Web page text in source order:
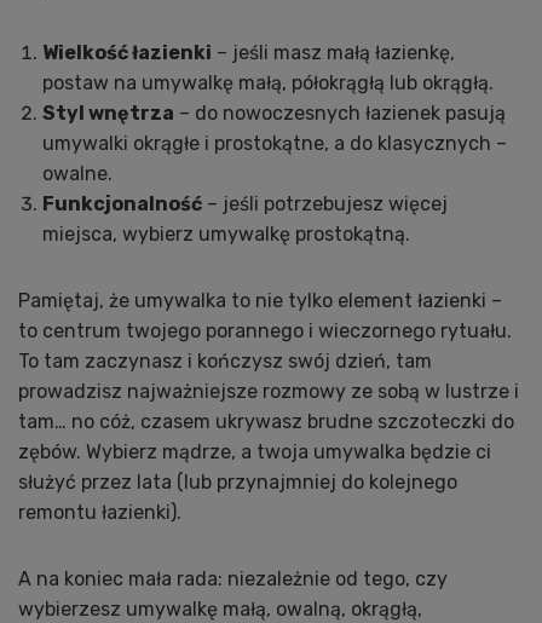
Wielkość łazienki – jeśli masz małą łazienkę,
postaw na umywalkę małą, półokrągłą lub okrągłą.
Styl wnętrza – do nowoczesnych łazienek pasują
umywalki okrągłe i prostokątne, a do klasycznych –
owalne.
Funkcjonalność – jeśli potrzebujesz więcej
miejsca, wybierz umywalkę prostokątną.
Pamiętaj, że umywalka to nie tylko element łazienki –
to centrum twojego porannego i wieczornego rytuału.
To tam zaczynasz i kończysz swój dzień, tam
prowadzisz najważniejsze rozmowy ze sobą w lustrze i
tam… no cóż, czasem ukrywasz brudne szczoteczki do
zębów. Wybierz mądrze, a twoja umywalka będzie ci
służyć przez lata (lub przynajmniej do kolejnego
remontu łazienki).
A na koniec mała rada: niezależnie od tego, czy
wybierzesz umywalkę małą, owalną, okrągłą,